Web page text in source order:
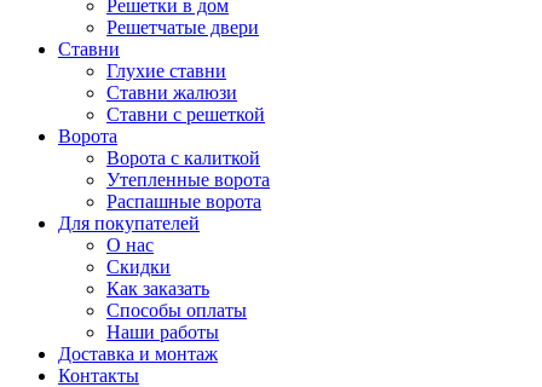
Решетки в дом
Решетчатые двери
Ставни
Глухие ставни
Ставни жалюзи
Ставни с решеткой
Ворота
Ворота с калиткой
Утепленные ворота
Распашные ворота
Для покупателей
О нас
Скидки
Как заказать
Способы оплаты
Наши работы
Доставка и монтаж
Контакты